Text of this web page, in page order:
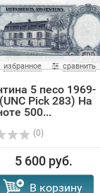
избранное сравнить
5 песо 1969-
Pick 283) На
500...
(0)
5 600 руб.
В корзину